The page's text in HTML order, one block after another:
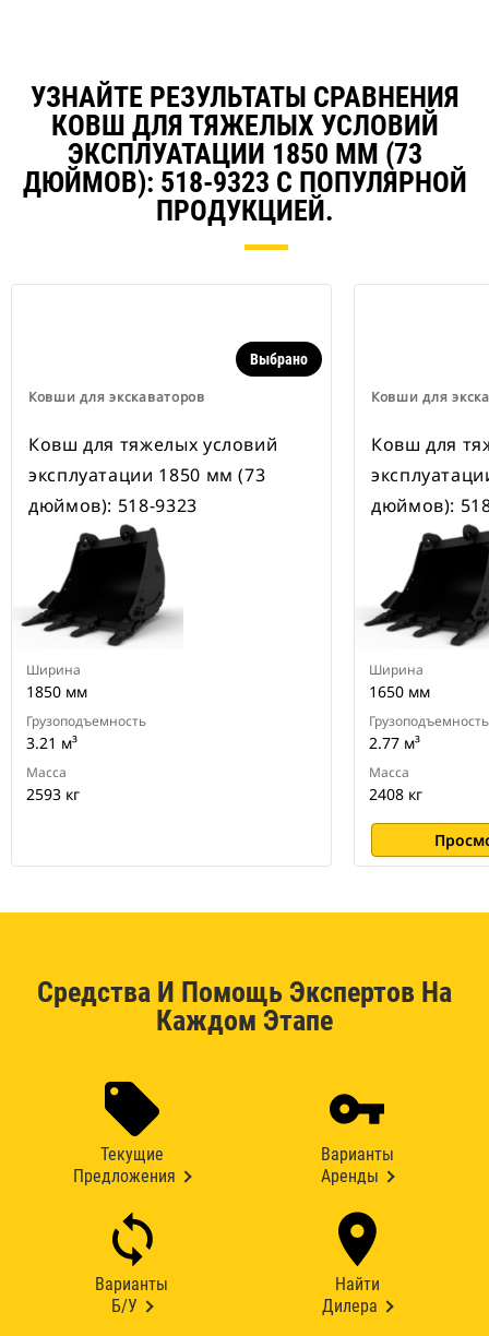
наличии также имеются
устройства для быстрой смены
навесного оборудования,
рассчитанные на ширину для
рытья траншей.
В навесном оборудовании,
совместимом со специальным
устройством для быстрой смены
применяются неподвижно
Специальные устройства для
быстрой смены навесного
оборудования CW оснащены
надежного удержания навесного
оборудования.
В наличии имеются
специальные устройства для
УЗНАЙТЕ РЕЗУЛЬТАТЫ СРАВНЕНИЯ
КОВШ ДЛЯ ТЯЖЕЛЫХ УСЛОВИЙ
ЭКСПЛУАТАЦИИ 1850 ММ (73
ДЮЙМОВ): 518-9323 С ПОПУЛЯРНОЙ
ПРОДУКЦИЕЙ.
Ковши для экскаваторов
Выбрано
Ковш для тяжелых условий
эксплуатации 1850 мм (73
дюймов): 518-9323
Ширина
1850 мм
Грузоподъемность
3.21 м³
Масса
2593 кг
Ковши для
Ковш для
дюймов):
Ширина
1650 мм
Грузоподъемность
2.77 м³
Масса
2408 кг
Средства И Помощь Экспертов На
Каждом Этапе
Текущие
Предложения
Варианты
Аренды
Варианты
Б/У
Найти
Дилера